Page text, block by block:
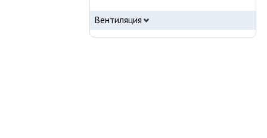
Вентиляция